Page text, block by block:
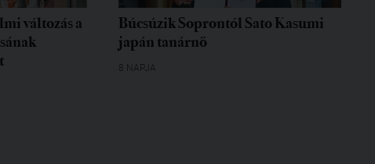
változás a
Búcsúzik Soprontól Sato Kasumi
japán tanárnő
8 NAPJA